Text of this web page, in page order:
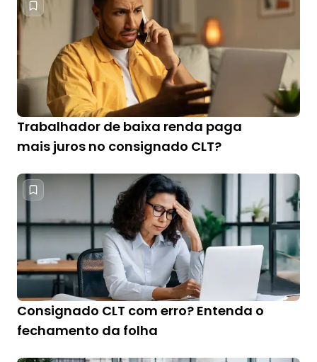
Trabalhador de baixa renda paga
mais juros no consignado CLT?
Consignado CLT com erro? Entenda o
fechamento da folha